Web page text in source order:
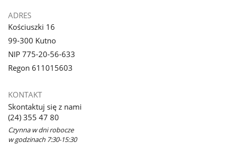
ADRES
Kościuszki 16
99-300 Kutno
NIP 775-20-56-633
Regon 611015603
KONTAKT
Skontaktuj się z nami
(24) 355 47 80
Czynna w dni robocze
w godzinach 7:30-15:30